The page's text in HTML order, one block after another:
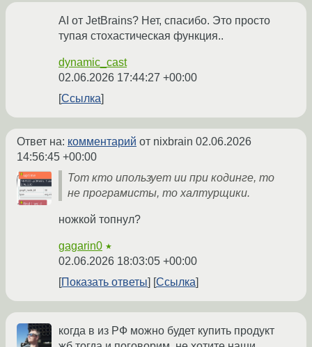
AI от JetBrains? Нет, спасибо. Это просто
тупая стохастическая функция..
dynamic_cast
02.06.2026 17:44:27 +00:00
Ссылка
Ответ на: комментарий от nixbrain 02.06.2026
14:56:45 +00:00
Тот кто ипользует ии при кодинге, то
не програмисты, то халтурщики.
ножкой топнул?
gagarin0 ★
02.06.2026 18:03:05 +00:00
Показать ответы
Ссылка
когда в из РФ можно будет купить продукт